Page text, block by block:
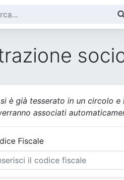
è già tesserato in un circolo
associati
Fiscale